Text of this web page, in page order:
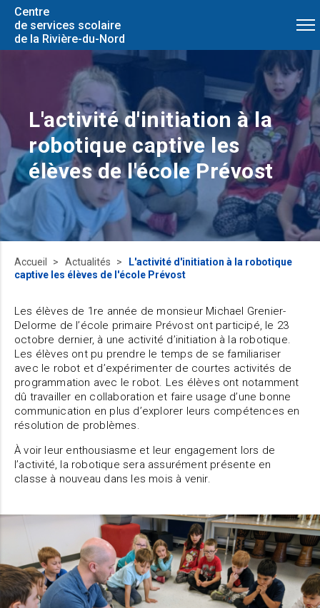
Centre
de services scolaire
de la Rivière-du-Nord
L'activité d'initiation à la
robotique captive les
élèves de l'école Prévost
Accueil Actualités
L'activité d'initiation à la robotique
captive les élèves de l'école Prévost
Les élèves de 1re année de monsieur Michael Grenier-
Delorme de l’école primaire Prévost ont participé, le 23
octobre dernier, à une activité d’initiation à la robotique.
Les élèves ont pu prendre le temps de se familiariser
avec le robot et d’expérimenter de courtes activités de
programmation avec le robot. Les élèves ont notamment
dû travailler en collaboration et faire usage d’une bonne
communication en plus d’explorer leurs compétences en
résolution de problèmes.
À voir leur enthousiasme et leur engagement lors de
l’activité, la robotique sera assurément présente en
classe à nouveau dans les mois à venir.